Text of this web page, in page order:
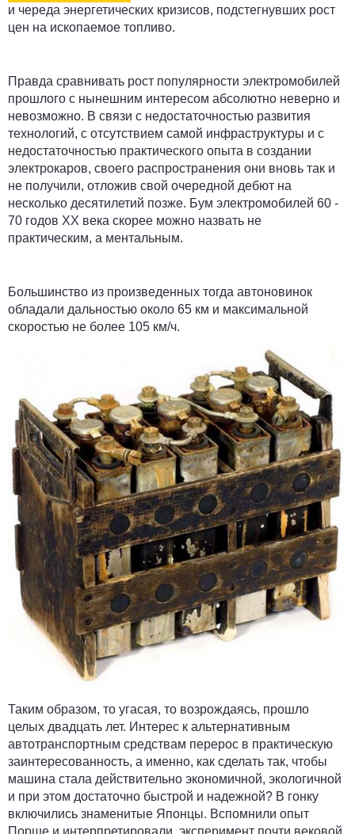
и череда энергетических кризисов, подстегнувших рост
цен на ископаемое топливо.
Правда сравнивать рост популярности электромобилей
прошлого с нынешним интересом абсолютно неверно и
невозможно. В связи с недостаточностью развития
технологий, с отсутствием самой инфраструктуры и с
недостаточностью практического опыта в создании
электрокаров, своего распространения они вновь так и
не получили, отложив свой очередной дебют на
несколько десятилетий позже. Бум электромобилей 60 -
70 годов XX века скорее можно назвать не
практическим, а ментальным.
Большинство из произведенных тогда автоновинок
обладали дальностью около 65 км и максимальной
скоростью не более 105 км/ч.
Таким образом, то угасая, то возрождаясь, прошло
целых двадцать лет. Интерес к альтернативным
автотранспортным средствам перерос в практическую
заинтересованность, а именно, как сделать так, чтобы
машина стала действительно экономичной, экологичной
и при этом достаточно быстрой и надежной? В гонку
включились знаменитые Японцы. Вспомнили опыт
Порше и интерпретировали эксперимент почти вековой